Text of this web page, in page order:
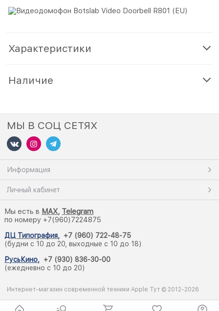
Характеристики
Наличие
МЫ В СОЦ СЕТЯХ
Информация
Личный кабинет
Мы есть в MAX, Telegram
по номеру +7(960)7224875
ДЦ Типография, +7 (960) 722-48-75
(будни с 10 до 20, выходные с 10 до 18)
РусьКино, +7 (930) 836-30-00
(ежедневно с 10 до 20)
Интернет-магазин современной техники Apple Тут © 2012-2026